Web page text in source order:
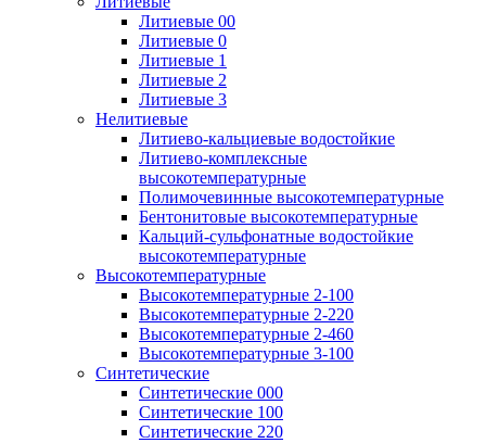
Литиевые 00
Литиевые 0
Литиевые 1
Литиевые 2
Литиевые 3
Нелитиевые
Литиево-кальциевые водостойкие
Литиево-комплексные
высокотемпературные
Полимочевинные высокотемпературные
Бентонитовые высокотемпературные
Кальций-сульфонатные водостойкие
высокотемпературные
Высокотемпературные
Высокотемпературные 2-100
Высокотемпературные 2-220
Высокотемпературные 2-460
Высокотемпературные 3-100
Синтетические
Синтетические 000
Синтетические 100
Синтетические 220